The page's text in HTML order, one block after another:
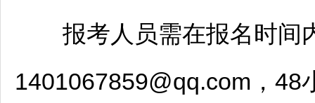
报考人员需在报名时间
1401067859@qq.com，48